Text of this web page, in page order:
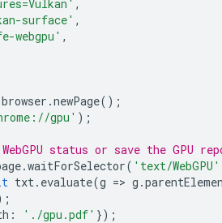
,
surface' ,
webgpu' ,
browser .newPage();
gpu' );
status or save the GPU
.waitForSelector( 'text/WebGPU'
txt. evaluate(g => g .
: './gpu.pdf' });